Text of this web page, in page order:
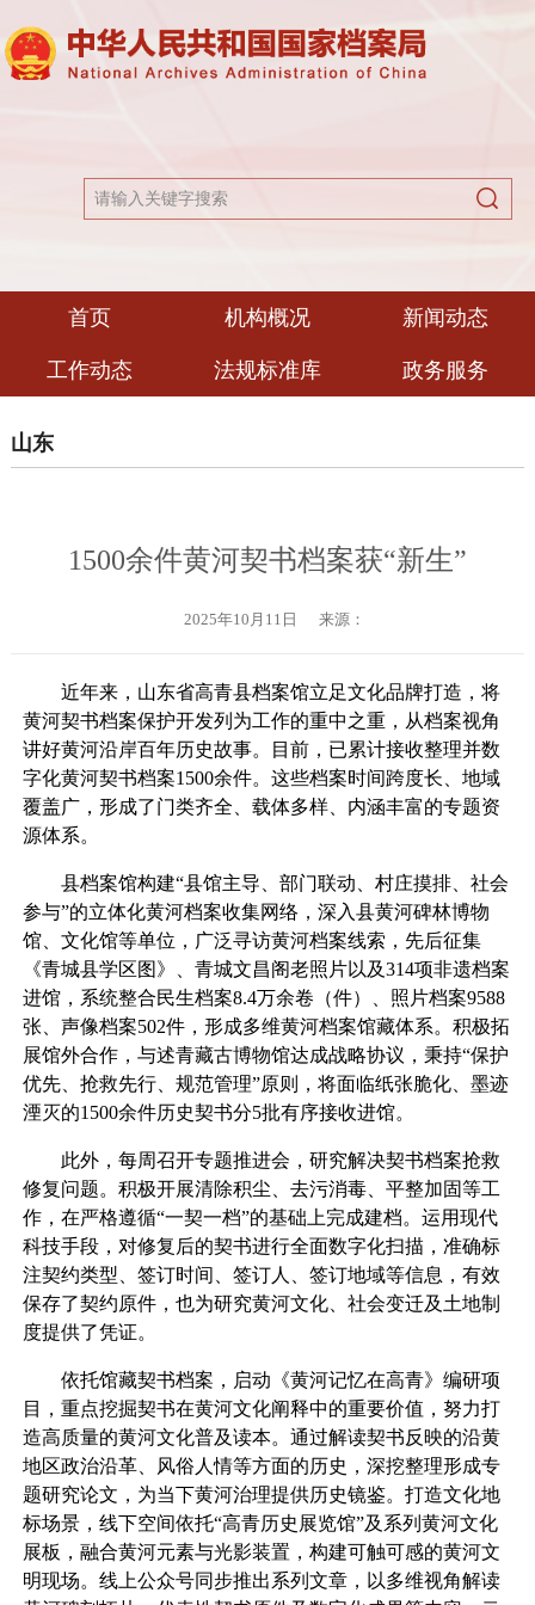
首页 机构概况 新闻动态
工作动态 法规标准库 政务服务
山东
1500余件黄河契书档案获“新生”
2025年10月11日 来源：
近年来，山东省高青县档案馆立足文化品牌打造，将
黄河契书档案保护开发列为工作的重中之重，从档案视角
讲好黄河沿岸百年历史故事。目前，已累计接收整理并数
字化黄河契书档案1500余件。这些档案时间跨度长、地域
覆盖广，形成了门类齐全、载体多样、内涵丰富的专题资
源体系。
县档案馆构建“县馆主导、部门联动、村庄摸排、社会
参与”的立体化黄河档案收集网络，深入县黄河碑林博物
馆、文化馆等单位，广泛寻访黄河档案线索，先后征集
《青城县学区图》、青城文昌阁老照片以及314项非遗档案
进馆，系统整合民生档案8.4万余卷（件）、照片档案9588
张、声像档案502件，形成多维黄河档案馆藏体系。积极拓
展馆外合作，与述青藏古博物馆达成战略协议，秉持“保护
优先、抢救先行、规范管理”原则，将面临纸张脆化、墨迹
湮灭的1500余件历史契书分5批有序接收进馆。
此外，每周召开专题推进会，研究解决契书档案抢救
修复问题。积极开展清除积尘、去污消毒、平整加固等工
作，在严格遵循“一契一档”的基础上完成建档。运用现代
科技手段，对修复后的契书进行全面数字化扫描，准确标
注契约类型、签订时间、签订人、签订地域等信息，有效
保存了契约原件，也为研究黄河文化、社会变迁及土地制
度提供了凭证。
依托馆藏契书档案，启动《黄河记忆在高青》编研项
目，重点挖掘契书在黄河文化阐释中的重要价值，努力打
造高质量的黄河文化普及读本。通过解读契书反映的沿黄
地区政治沿革、风俗人情等方面的历史，深挖整理形成专
题研究论文，为当下黄河治理提供历史镜鉴。打造文化地
标场景，线下空间依托“高青历史展览馆”及系列黄河文化
展板，融合黄河元素与光影装置，构建可触可感的黄河文
明现场。线上公众号同步推出系列文章，以多维视角解读